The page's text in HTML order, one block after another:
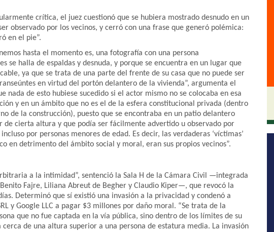
crítica, el juez cuestionó que se hubiera mostrado desnudo en un
observado por los vecinos, y cerró con una frase que generó polémica:
en el pie”.
hasta el momento es, una fotografía con una persona
se halla de espaldas y desnuda, y porque se encuentra en un lugar que
ya que se trata de una parte del frente de su casa que no puede ser
en virtud del portón delantero de la vivienda”, argumenta el
nada de esto hubiese sucedido si el actor mismo no se colocaba en esa
y en un ámbito que no es el de la esfera constitucional privada (dentro
de la construcción), puesto que se encontraba en un patio delantero
de cierta altura y que podía ser fácilmente advertido u observado por
por personas menores de edad. Es decir, las verdaderas ‘víctimas’
en detrimento del ámbito social y moral, eran sus propios vecinos”.
a la intimidad”, sentenció la Sala H de la Cámara Civil —integrada
Benito Fajre, Liliana Abreut de Begher y Claudio Kiper—, que revocó la
Determinó que sí existió una invasión a la privacidad y condenó a
y Google LLC a pagar $3 millones por daño moral. “Se trata de la
que no fue captada en la vía pública, sino dentro de los límites de su
cerca de una altura superior a una persona de estatura media. La invasión